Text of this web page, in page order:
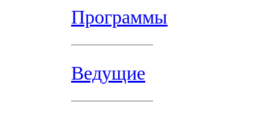
Программы
Ведущие